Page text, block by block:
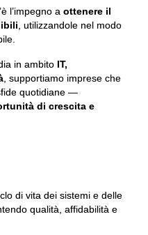
l’impegno a ottenere il
, utilizzandole nel modo
in ambito IT,
, supportiamo imprese che
quotidiane —
di crescita e
di vita dei sistemi e delle
qualità, affidabilità e